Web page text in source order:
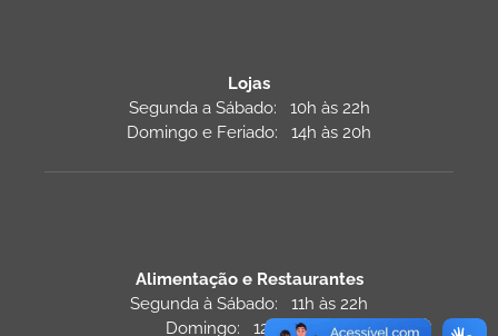
Lojas
Segunda a Sábado: 10h às 22h
Domingo e Feriado: 14h às 20h
Alimentação e Restaurantes
Segunda à Sábado: 11h às 22h
Domingo: 12h às 22h